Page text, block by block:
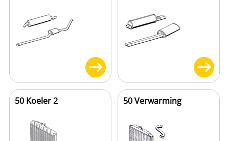
50 Koeler 2 50 Verwarming